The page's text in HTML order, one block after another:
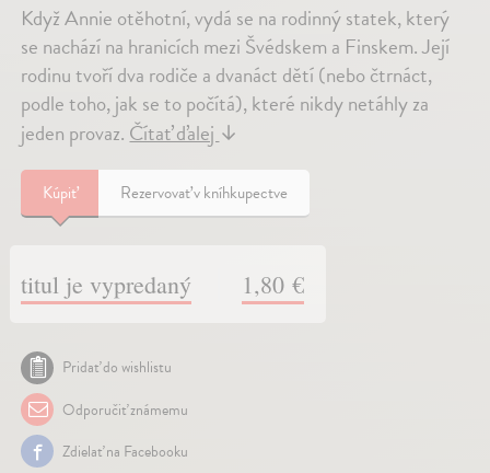
Když Annie otěhotní, vydá se na rodinný statek, který
se nachází na hranicích mezi Švédskem a Finskem. Její
rodinu tvoří dva rodiče a dvanáct dětí (nebo čtrnáct,
podle toho, jak se to počítá), které nikdy netáhly za
jeden provaz.Čítať ďalej↓
Kúpiť Rezervovať v kníhkupectve
titul je vypredaný 1,80 €
Pridať do wishlistu
Odporučiť známemu
Zdielať na Facebooku